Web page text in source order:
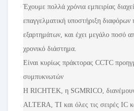
Έχουμε πολλά χρόνια εμπειρίας
επαγγελματική υποστήριξη διαφόρων
εξαρτημάτων, και έχει μεγάλο ποσό
χρονικό διάστημα.
Είναι κυρίως πράκτορας CCTC
συμπυκνωτών
Η RICHTEK, η SGMRICO,
ALTERA, TI και όλες τις σειρές IC